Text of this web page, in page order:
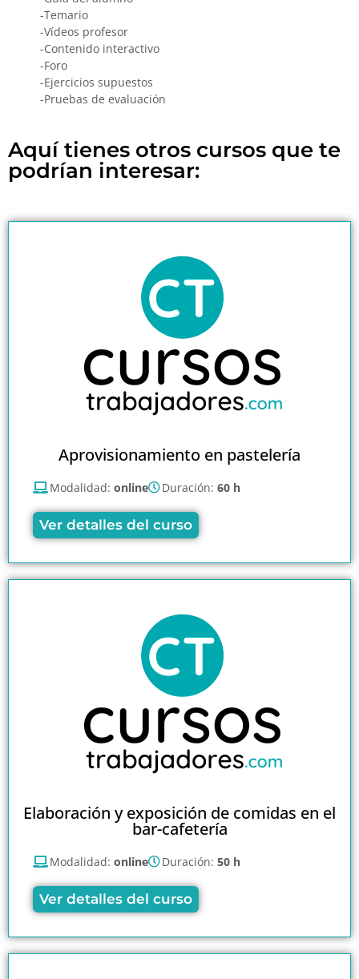
-Temario
-Vídeos profesor
-Contenido interactivo
-Foro
-Ejercicios supuestos
-Pruebas de evaluación
Aquí tienes otros cursos que te
podrían interesar:
Aprovisionamiento en pastelería
Modalidad: online Duración: 60 h
Ver detalles del curso
Elaboración y exposición de comidas en el
bar-cafetería
Modalidad: online Duración: 50 h
Ver detalles del curso